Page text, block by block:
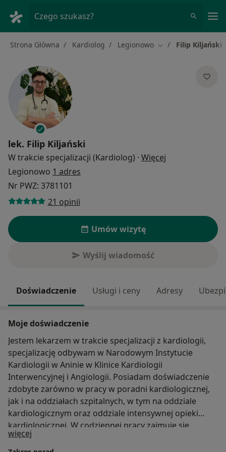
Czego szukasz?
Strona Główna Kardiolog Legionowo Zmień miasto
Filip Kiljański
lek. Filip Kiljański
W trakcie specjalizacji (Kardiolog) · Więcej
Legionowo 1 adres
Nr PWZ: 3781101
21 opinii
Umów wizytę
Wyślij wiadomość
Doświadczenie Usługi i ceny Adresy
Moje doświadczenie
Jestem lekarzem w trakcie specjalizacji z kardiologii,
specjalizację odbywam w Narodowym Instytucie
Kardiologii w Aninie w Klinice Kardiologii
Interwencyjnej i Angiologii. Posiadam doświadczenie
zdobyte zarówno w pracy w poradni kardiologicznej,
jak i na oddziałach szpitalnych, w tym na oddziale
kardiologicznym oraz oddziale intensywnej opieki
kardiologicznej. W codziennej pracy zajmuję się
diagnozowaniem i leczeniem chorób serca, a także
monitorowaniem pacjentów z ostrymi stanami
więcej